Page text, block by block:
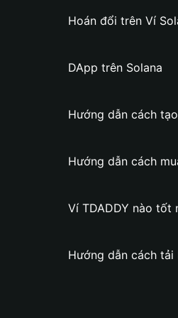
Hoán đổi trên Ví
DApp trên Solana
Hướng dẫn cách
Hướng dẫn cách
Ví TDADDY nào tốt
Hướng dẫn cách tải